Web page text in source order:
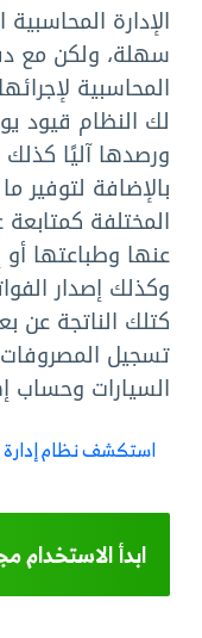
الإدارة
سهلة، ولكن مع
المحاسبية
لك النظام قيود
ورصدها آليًا
بالإضافة لتوفير
المختلفة كمتابعة
عنها وطباعتها
وكذلك إصدار
كتلك الناتجة عن
تسجيل المصروفات
السيارات وحساب
استكشف نظام إدارة
ابدأ الاستخدام